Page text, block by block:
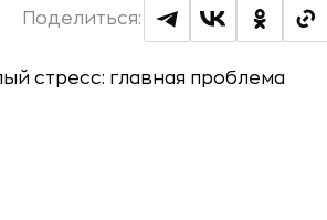
Поделиться: